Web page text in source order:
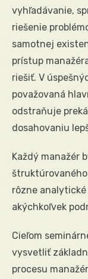
vyhľadávanie,
riešenie
samotnej
prístup
riešiť. V
považovaná
odstraňuje
dosahovaniu
Každý manažér
rôzne
akýchkoľvek
Cieľom
vysvetliť
procesu